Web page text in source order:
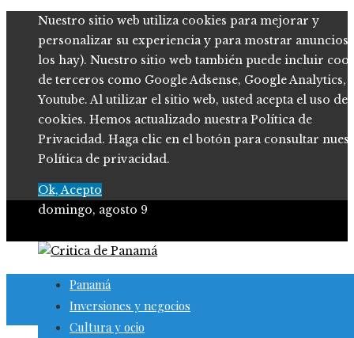
Nuestro sitio web utiliza cookies para mejorar y
personalizar su experiencia y para mostrar anuncios
los hay). Nuestro sitio web también puede incluir
de terceros como Google Adsense, Google Analytics,
Youtube. Al utilizar el sitio web, usted acepta el uso de
cookies. Hemos actualizado nuestra Política de
Privacidad. Haga clic en el botón para consultar
Política de privacidad.
Ok, Acepto
domingo, agosto 9
Panamá
Inversiones y negocios
Cultura y ocio